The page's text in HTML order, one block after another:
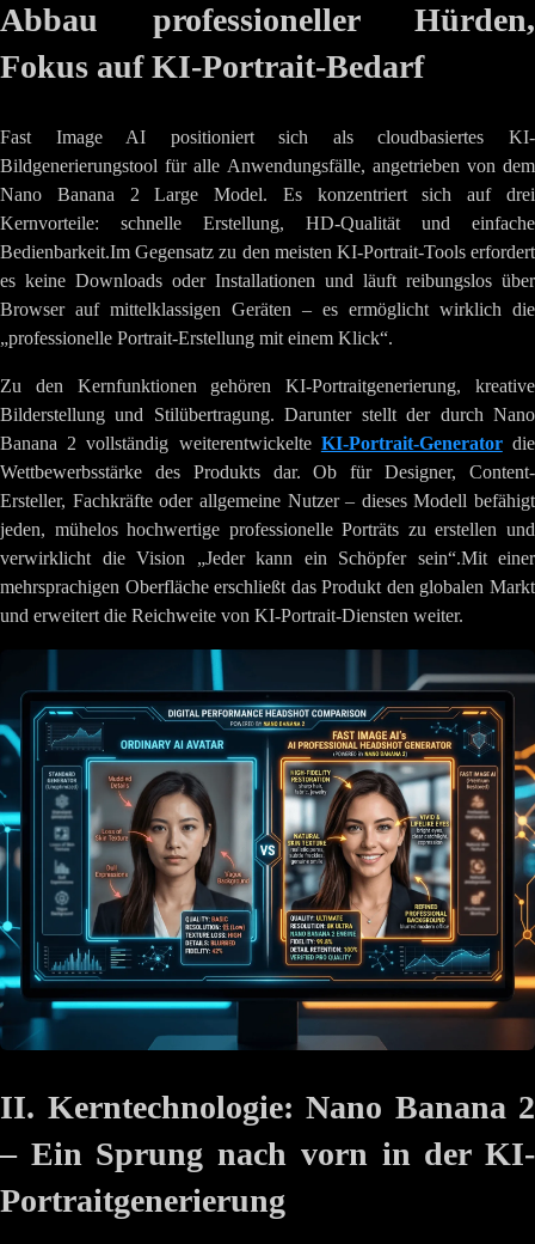
Abbau professioneller Hürden,
Fokus auf KI-Portrait-Bedarf
Fast Image AI positioniert sich als cloudbasiertes KI-
Bildgenerierungstool für alle Anwendungsfälle, angetrieben von dem
Nano Banana 2 Large Model. Es konzentriert sich auf drei
Kernvorteile: schnelle Erstellung, HD-Qualität und einfache
Bedienbarkeit.Im Gegensatz zu den meisten KI-Portrait-Tools erfordert
es keine Downloads oder Installationen und läuft reibungslos über
Browser auf mittelklassigen Geräten – es ermöglicht wirklich die
„professionelle Portrait-Erstellung mit einem Klick“.
Zu den Kernfunktionen gehören KI-Portraitgenerierung, kreative
Bilderstellung und Stilübertragung. Darunter stellt der durch Nano
Banana 2 vollständig weiterentwickelte KI-Portrait-Generatordie
Wettbewerbsstärke des Produkts dar. Ob für Designer, Content-
Ersteller, Fachkräfte oder allgemeine Nutzer – dieses Modell befähigt
jeden, mühelos hochwertige professionelle Porträts zu erstellen und
verwirklicht die Vision „Jeder kann ein Schöpfer sein“.Mit einer
mehrsprachigen Oberfläche erschließt das Produkt den globalen Markt
und erweitert die Reichweite von KI-Portrait-Diensten weiter.
II. Kerntechnologie: Nano Banana 2
– Ein Sprung nach vorn in der KI-
Portraitgenerierung